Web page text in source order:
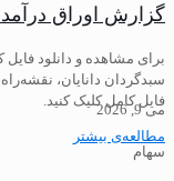
گزارش اوراق درآمد
سبدگردان دانایان،
فایل کامل کلیک کنید.
مطالعه‌ی بیشتر
می 9, 2026
سهام